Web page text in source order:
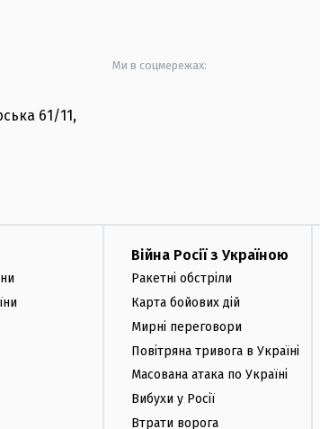
61/11,
Ми в соцмережах:
Війна Росії з Україною
Ракетні обстріли
Карта бойових дій
Мирні переговори
Повітряна тривога в Україні
Масована атака по Україні
Вибухи у Росії
Втрати ворога